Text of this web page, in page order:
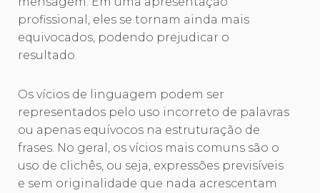
profissional, eles se tornam ainda mais
equivocados, podendo prejudicar o
resultado.
Os vícios de linguagem podem ser
representados pelo uso incorreto de palavras
ou apenas equívocos na estruturação de
frases. No geral, os vícios mais comuns são o
uso de clichês, ou seja, expressões previsíveis
e sem originalidade que nada acrescentam